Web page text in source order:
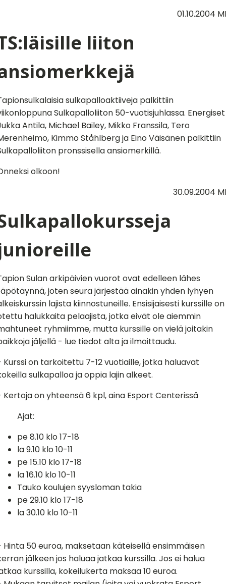
01.10.2004
liiton
sulkapalloaktiiveja palkittiin
Sulkapalloliiton 50-vuotisjuhlassa. Energiset
Antila, Michael Bailey, Mikko Franssila, Tero
Kimmo Ståhlberg ja Eino Väisänen palkittiin
pronssisella ansiomerkillä.
olkoon!
30.09.2004
Sulan arkipäivien vuorot ovat edelleen lähes
joten seura järjestää ainakin yhden lyhyen
lajista kiinnostuneille. Ensisijaisesti kurssille on
halukkaita pelaajista, jotka eivät ole aiemmin
ryhmiimme, mutta kurssille on vielä joitakin
jäljellä - lue tiedot alta ja ilmoittaudu.
Kurssi on tarkoitettu 7-12 vuotiaille, jotka haluavat
sulkapalloa ja oppia lajin alkeet.
Kertoja on yhteensä 6 kpl, aina Esport Centerissä
Ajat:
pe 8.10 klo 17-18
la 9.10 klo 10-11
pe 15.10 klo 17-18
la 16.10 klo 10-11
Tauko koulujen syysloman takia
pe 29.10 klo 17-18
la 30.10 klo 10-11
Hinta 50 euroa, maksetaan käteisellä ensimmäisen
jälkeen jos haluaa jatkaa kurssilla. Jos ei halua
kurssilla, kokeilukerta maksaa 10 euroa.